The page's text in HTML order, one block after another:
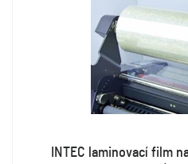
INTEC laminovací film